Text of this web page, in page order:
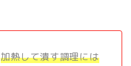
加熱して潰す調理には